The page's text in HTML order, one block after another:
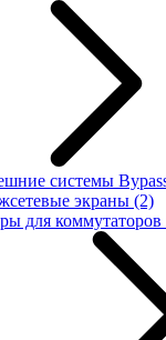
системы
экраны (2)
для